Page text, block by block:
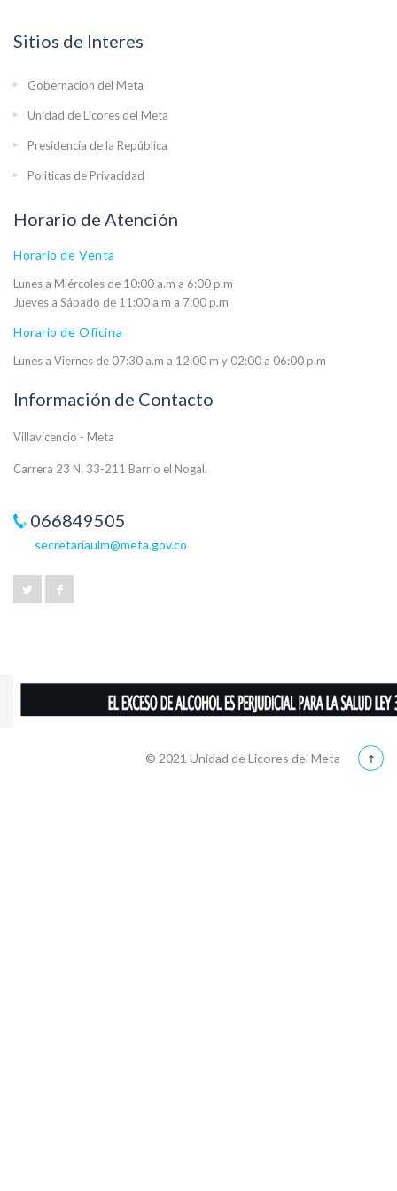
Sitios de Interes
Gobernacion del Meta
Unidad de Licores del Meta
Presidencia de la República
Politicas de Privacidad
Horario de Atención
Horario de Venta
Lunes a Miércoles de 10:00 a.m a 6:00 p.m
Jueves a Sábado de 11:00 a.m a 7:00 p.m
Horario de Oficina
Lunes a Viernes de 07:30 a.m a 12:00 m y 02:00 a 06:00 p.m
Información de Contacto
Villavicencio - Meta
Carrera 23 N. 33-211 Barrio el Nogal.
066849505
secretariaulm@meta.gov.co
© 2021 Unidad de Licores del Meta